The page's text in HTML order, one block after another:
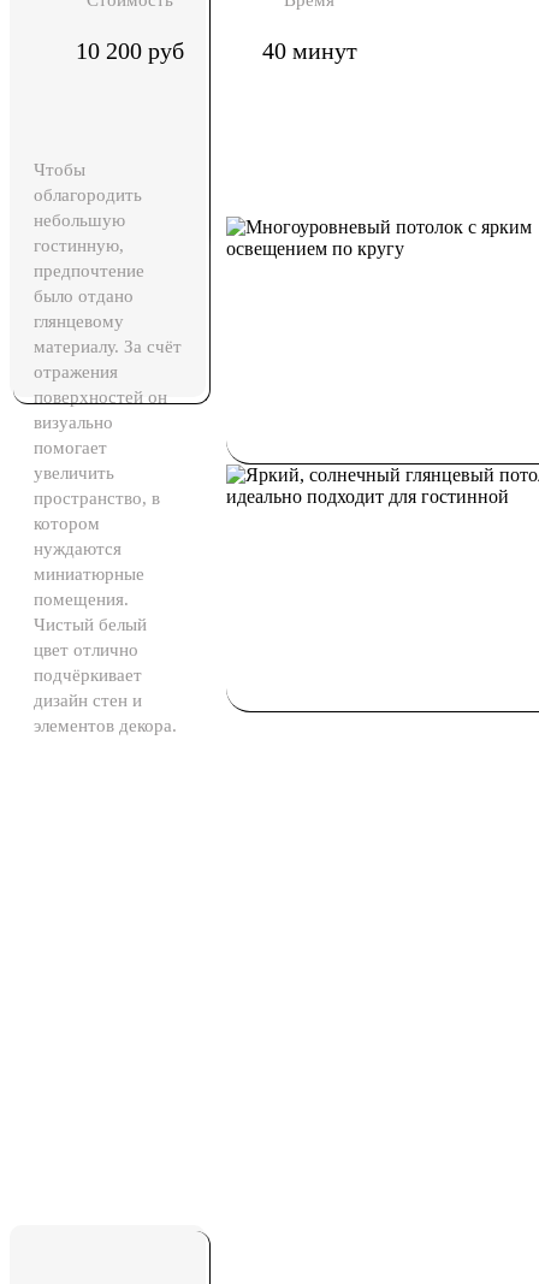
10 200 руб 40 минут
Чтобы
облагородить
небольшую
гостинную,
предпочтение
было отдано
глянцевому
материалу. За счёт
отражения
поверхностей он
визуально
помогает
увеличить
пространство, в
котором
нуждаются
миниатюрные
помещения.
Чистый белый
цвет отлично
подчёркивает
дизайн стен и
элементов декора.